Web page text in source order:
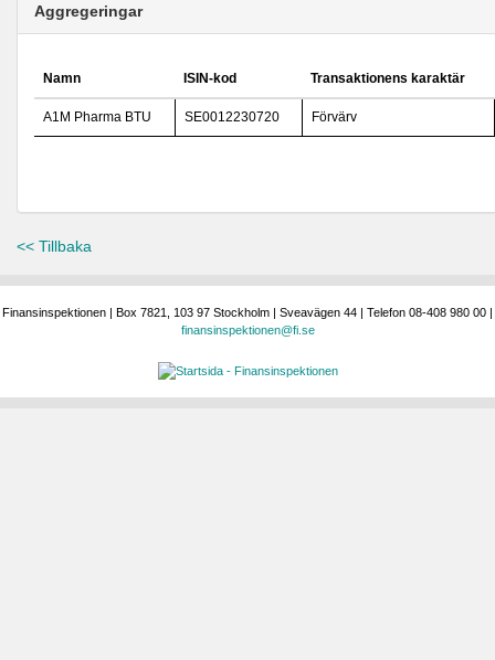
Aggregeringar
Namn ISIN-kod Transaktionens karaktär
A1M Pharma BTU SE0012230720 Förvärv
<< Tillbaka
Finansinspektionen | Box 7821, 103 97 Stockholm | Sveavägen 44 | Telefon 08-408 980 00 |
finansinspektionen@fi.se